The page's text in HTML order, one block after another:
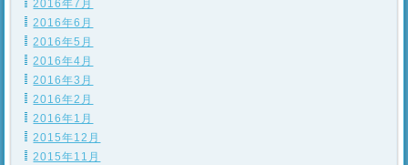
2016年7月
2016年6月
2016年5月
2016年4月
2016年3月
2016年2月
2016年1月
2015年12月
2015年11月